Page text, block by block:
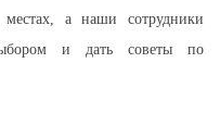
а наши сотрудники
и дать советы по